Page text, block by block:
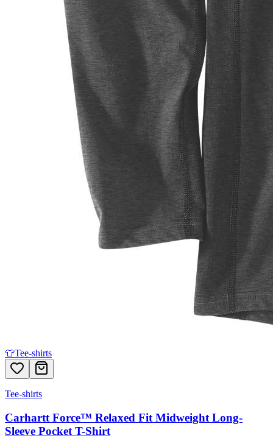
👕Tee-shirts
Tee-shirts
Carhartt Force™ Relaxed Fit Midweight Long-
Sleeve Pocket T-Shirt